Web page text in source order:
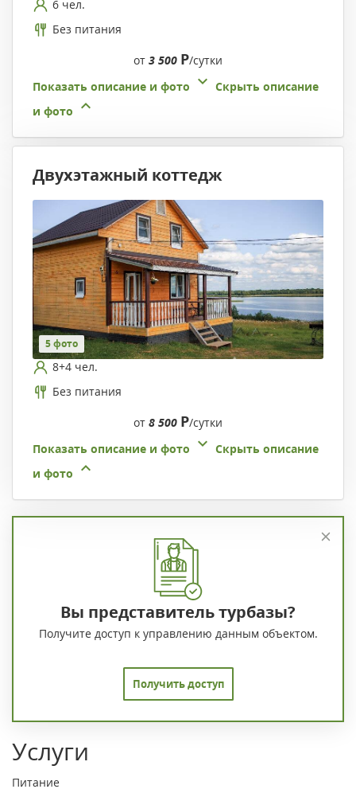
6 чел.
Без питания
от 3 500 Р/сутки
Показать описание и фото
Скрыть описание
и фото
Двухэтажный коттедж
5 фото
8+4 чел.
Без питания
от 8 500 Р/сутки
Показать описание и фото
Скрыть описание
и фото
Вы представитель турбазы?
Получите доступ к управлению данным объектом.
Получить доступ
Услуги
Питание